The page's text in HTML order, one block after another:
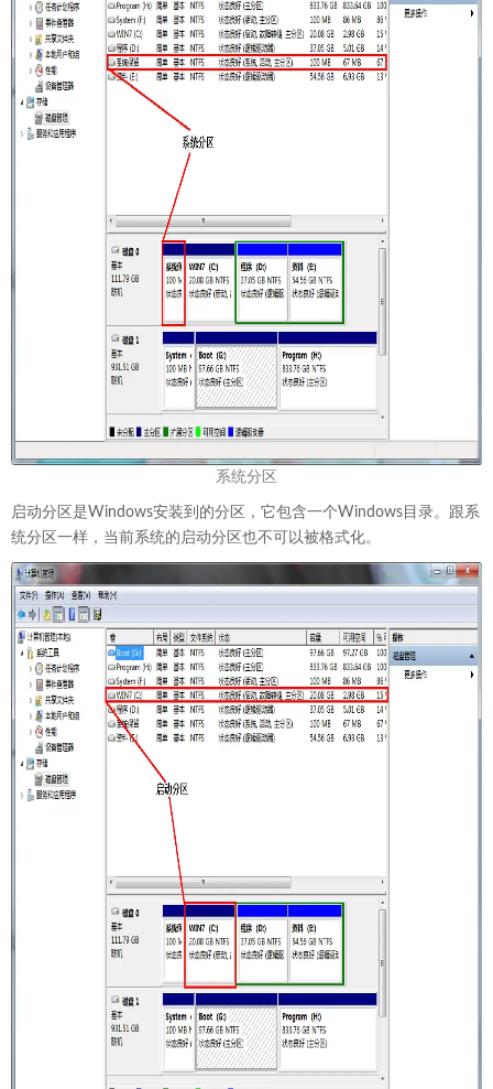
系统分区
启动分区是Windows安装到的分区，它包含一个Windows目录。跟系
统分区一样，当前系统的启动分区也不可以被格式化。